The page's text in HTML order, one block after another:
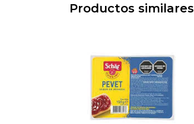
Productos similares